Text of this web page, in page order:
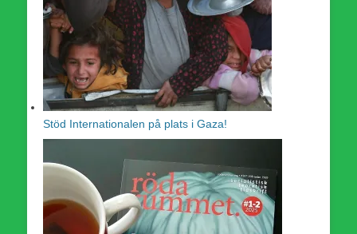
Stöd Internationalen på plats i Gaza!